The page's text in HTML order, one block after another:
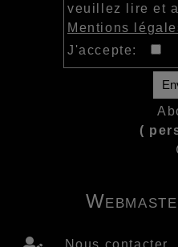
veuillez lire et
Mentions
J'accepte:
(
Nous contacter